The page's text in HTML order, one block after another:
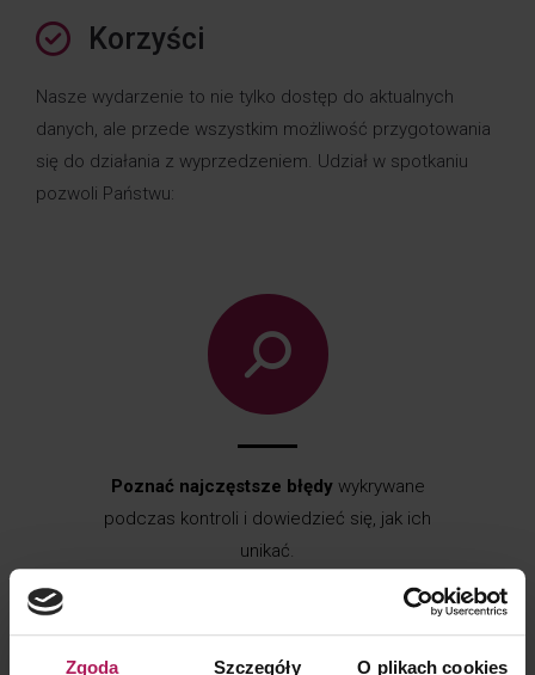
Zgoda Szczegóły O plikach cookies
Korzyści
Nasze wydarzenie to nie tylko dostęp do aktualnych
danych, ale przede wszystkim możliwość przygotowania
się do działania z wyprzedzeniem. Udział w spotkaniu
pozwoli Państwu:
Poznać najczęstsze błędywykrywane
podczas kontroli i dowiedzieć się, jak ich
unikać.